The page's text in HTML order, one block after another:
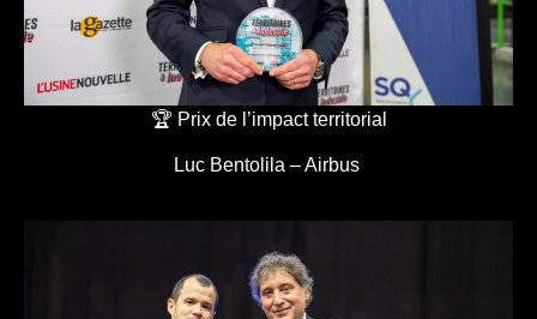
🏆 Prix de l’impact territorial
Luc Bentolila – Airbus